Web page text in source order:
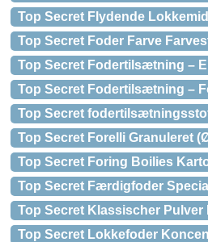
Top Secret Flydende
Top Secret Foder Farve
Top Secret Fodertilsætning –
Top Secret Fodertilsætning –
Top Secret
Top Secret Forelli Granuleret
Top Secret Foring Boilies
Top Secret Færdigfoder
Top Secret Klassischer Pulver
Top Secret Lokkefoder